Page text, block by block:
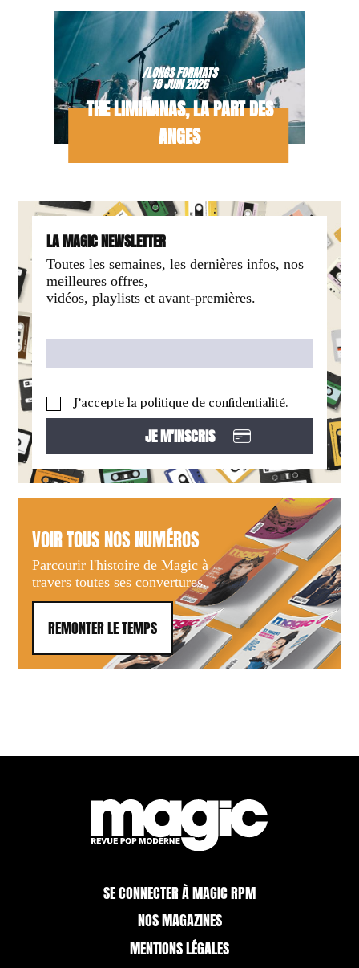
/LONGS FORMATS
18 JUIN 2026
THE LIMIÑANAS, LA PART DES
ANGES
LA MAGIC NEWSLETTER
Toutes les semaines, les dernières infos, nos
meilleures offres,
vidéos, playlists et avant-premières.
J’accepte la politique de confidentialité.
VOIR TOUS NOS NUMÉROS
Parcourir l'histoire de Magic à
travers toutes ses convertures.
REMONTER LE TEMPS
SE CONNECTER À MAGIC RPM
NOS MAGAZINES
MENTIONS LÉGALES